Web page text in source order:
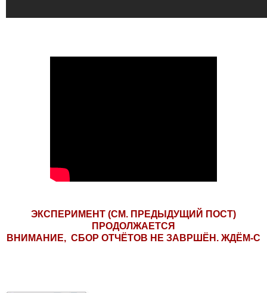
ЭКСПЕРИМЕНТ (СМ. ПРЕДЫДУЩИЙ ПОСТ)
ПРОДОЛЖАЕТСЯ
ВНИМАНИЕ, СБОР ОТЧЁТОВ НЕ ЗАВРШЁН. ЖДЁМ-С